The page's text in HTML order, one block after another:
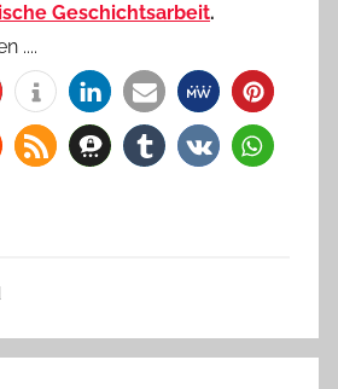
Geschichtsarbeit.
....